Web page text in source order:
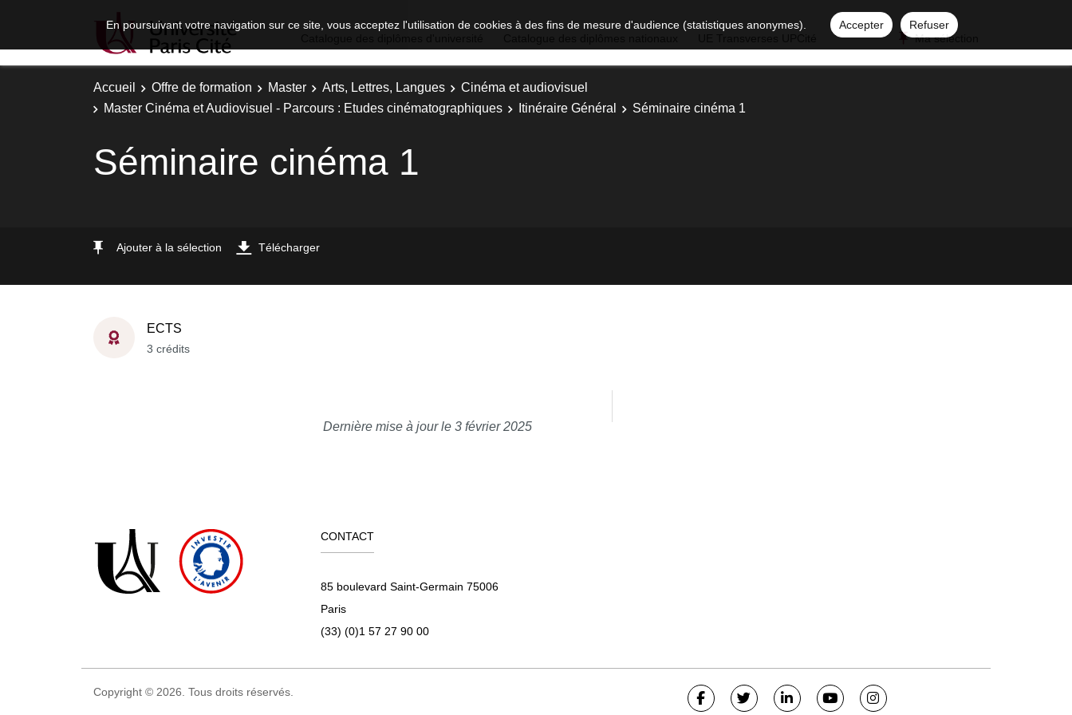
En poursuivant votre navigation sur ce site, vous acceptez l'utilisation de cookies à des fins de mesure d'audience (statistiques anonymes). Accepter
Refuser
Ma sélection
Accueil Offre de formation Master Arts, Lettres, Langues
Cinéma et audiovisuel
Master Cinéma et Audiovisuel - Parcours : Etudes cinématographiques
Itinéraire Général Séminaire cinéma 1
Séminaire cinéma 1
Ajouter à la sélection Télécharger
ECTS
3 crédits
Dernière mise à jour le 3 février 2025
CONTACT
85 boulevard Saint-Germain 75006
Paris
(33) (0)1 57 27 90 00
Copyright © 2026. Tous droits réservés.